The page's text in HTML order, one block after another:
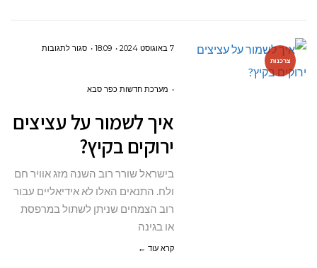
צרכנות
7 באוגוסט 2024 18:09 סגור לתגובותעל
עציצים
מערכת חדשות כפר סבא
איך לשמור על עציצים
ירוקים בקיץ?
בישראל שורר רוב השנה מזג אוויר חם
ולח. התנאים האלו לא אידיאליים עבור
רוב הצמחים שניתן לשתול במרפסת
או בגינה
קרא עוד ←